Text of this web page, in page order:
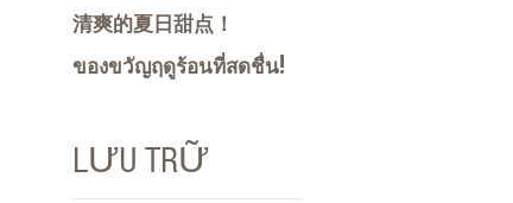
清爽的夏日甜点！
ของขวัญฤดูร้อนที่สดชื่น!
LƯU TRỮ